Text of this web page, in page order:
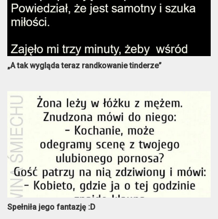
„A tak wygląda teraz randkowanie tinderze”
Spełniła jego fantazję :D